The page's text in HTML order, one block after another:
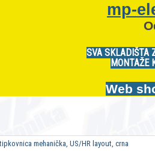
mp-
SVA SKLADIŠTA
MONTAŽE
Web